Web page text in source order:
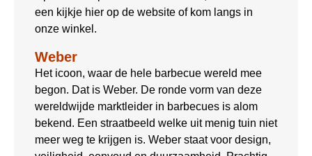
een kijkje hier op de website of kom langs in
onze winkel.
Weber
Het icoon, waar de hele barbecue wereld mee
begon. Dat is Weber. De ronde vorm van deze
wereldwijde marktleider in barbecues is alom
bekend. Een straatbeeld welke uit menig tuin niet
meer weg te krijgen is. Weber staat voor design,